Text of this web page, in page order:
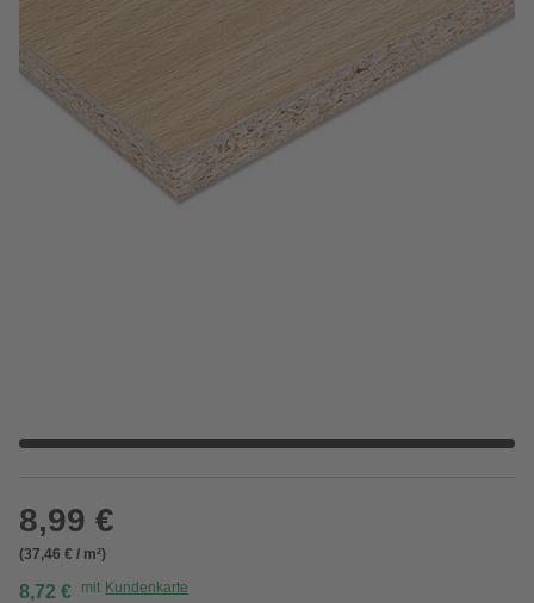
8,99 €
(37,46 € / m²)
8,72 € mit Kundenkarte